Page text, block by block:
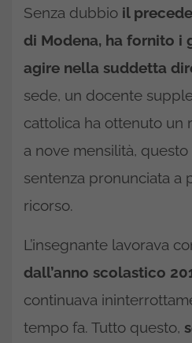
Senza dubbio il
di Modena, ha fornito i
agire nella suddetta
sede, un docente
cattolica ha ottenuto un
a nove mensilità,
sentenza pronunciata a
ricorso.
L’insegnante lavorava
dall’anno scolastico
continuava
tempo fa. Tutto questo,